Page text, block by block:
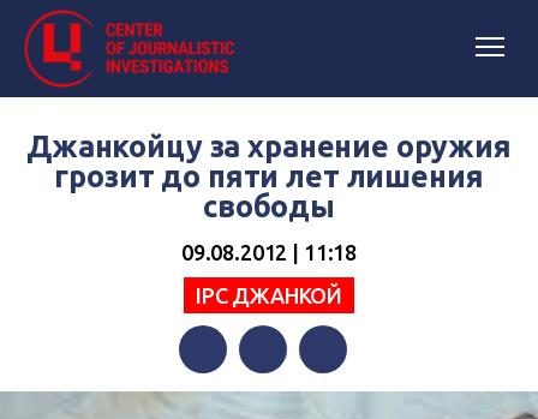
Джанкойцу за хранение оружия
грозит до пяти лет лишения
свободы
09.08.2012 | 11:18
IPC ДЖАНКОЙ
FacebookTwitterTelegram